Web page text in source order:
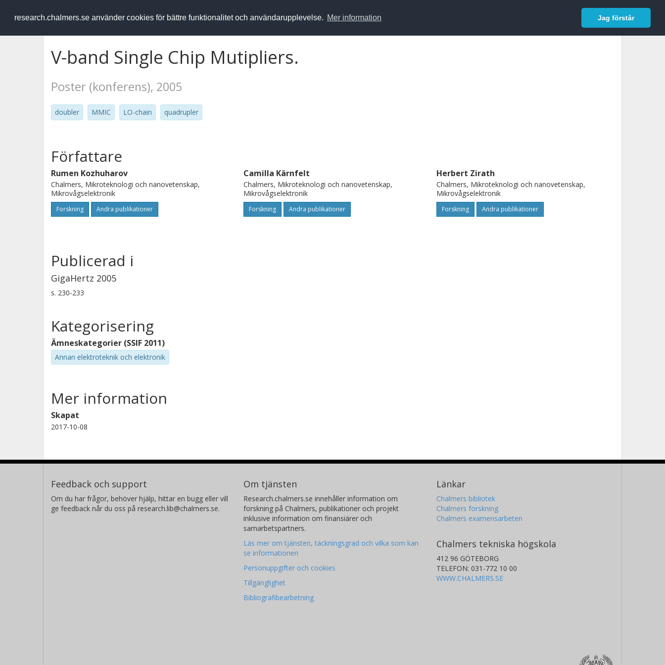
research.chalmers.se använder cookies för bättre funktionalitet och användarupplevelse. Mer information Jag förstår
RESEARCH.chalmers.se Logga in
V-band Single Chip Mutipliers.
Poster (konferens), 2005
doubler MMIC LO-chain quadrupler
Författare
Rumen Kozhuharov
Chalmers, Mikroteknologi och nanovetenskap,
Mikrovågselektronik
Forskning Andra publikationer
Camilla Kärnfelt
Chalmers, Mikroteknologi och nanovetenskap,
Mikrovågselektronik
Forskning Andra publikationer
Herbert Zirath
Chalmers, Mikroteknologi och nanovetenskap,
Mikrovågselektronik
Forskning Andra publikationer
Publicerad i
GigaHertz 2005
s. 230-233
Kategorisering
Ämneskategorier (SSIF 2011)
Annan elektroteknik och elektronik
Mer information
Skapat
2017-10-08
Feedback och support
Om du har frågor, behöver hjälp, hittar en bugg eller vill
ge feedback når du oss på research.lib@chalmers.se.
Om tjänsten
Research.chalmers.se innehåller information om
forskning på Chalmers, publikationer och projekt
inklusive information om finansiärer och
samarbetspartners.
Läs mer om tjänsten, täckningsgrad och vilka som kan
se informationen
Personuppgifter och cookies
Tillgänglighet
Bibliografibearbetning
Länkar
Chalmers bibliotek
Chalmers forskning
Chalmers examensarbeten
Chalmers tekniska högskola
412 96 GÖTEBORG
TELEFON: 031-772 10 00
WWW.CHALMERS.SE